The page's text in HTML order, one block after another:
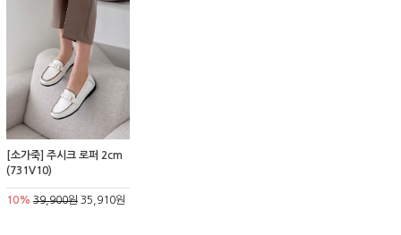
[소가죽] 주시크 로퍼 2cm
(731V10)
10% 39,900원 35,910원